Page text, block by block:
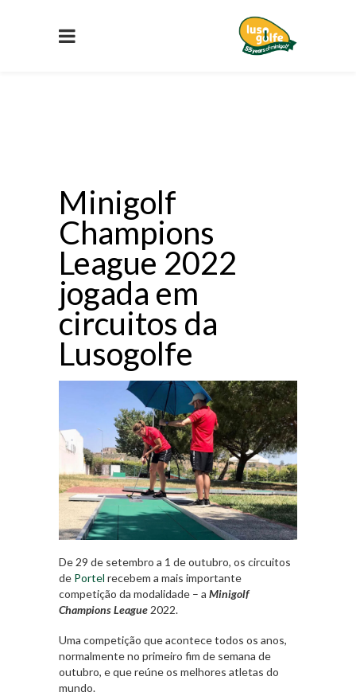
Minigolf
Champions
League 2022
jogada em
circuitos da
Lusogolfe
De 29 de setembro a 1 de outubro, os circuitos
de Portel recebem a mais importante
competição da modalidade – a Minigolf
Champions League 2022.
Uma competição que acontece todos os anos,
normalmente no primeiro fim de semana de
outubro, e que reúne os melhores atletas do
mundo.